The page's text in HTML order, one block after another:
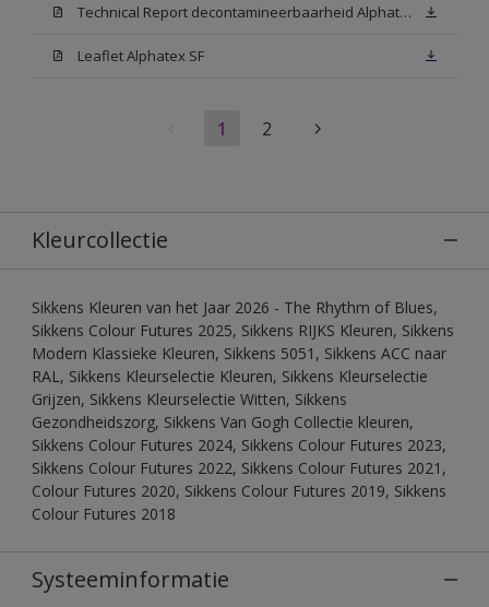
Technical Report decontamineerbaarheid Alphatex SF
Leaflet Alphatex SF
1 2
Kleurcollectie
Sikkens Kleuren van het Jaar 2026 - The Rhythm of Blues,
Sikkens Colour Futures 2025, Sikkens RIJKS Kleuren, Sikkens
Modern Klassieke Kleuren, Sikkens 5051, Sikkens ACC naar
RAL, Sikkens Kleurselectie Kleuren, Sikkens Kleurselectie
Grijzen, Sikkens Kleurselectie Witten, Sikkens
Gezondheidszorg, Sikkens Van Gogh Collectie kleuren,
Sikkens Colour Futures 2024, Sikkens Colour Futures 2023,
Sikkens Colour Futures 2022, Sikkens Colour Futures 2021,
Colour Futures 2020, Sikkens Colour Futures 2019, Sikkens
Colour Futures 2018
Systeeminformatie